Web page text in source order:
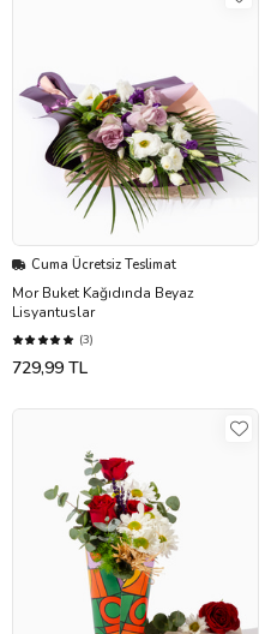
Cuma Ücretsiz Teslimat
Mor Buket Kağıdında Beyaz
Lisyantuslar
(3)
729,99 TL